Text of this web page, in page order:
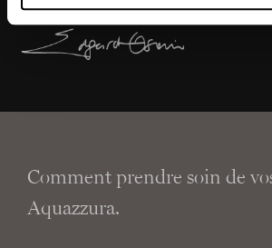
Comment prendre soin de
Aquazzura.